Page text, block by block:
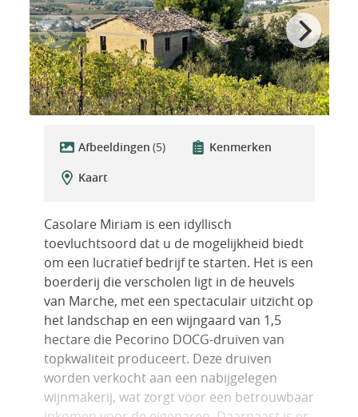
Afbeeldingen (5)
Kenmerken
Kaart
Casolare Miriam is een idyllisch
toevluchtsoord dat u de mogelijkheid biedt
om een lucratief bedrijf te starten. Het is een
boerderij die verscholen ligt in de heuvels
van Marche, met een spectaculair uitzicht op
het landschap en een wijngaard van 1,5
hectare die Pecorino DOCG-druiven van
topkwaliteit produceert. Deze druiven
worden verkocht aan een nabijgelegen
wijnmakerij, wat zorgt voor een betrouwbaar